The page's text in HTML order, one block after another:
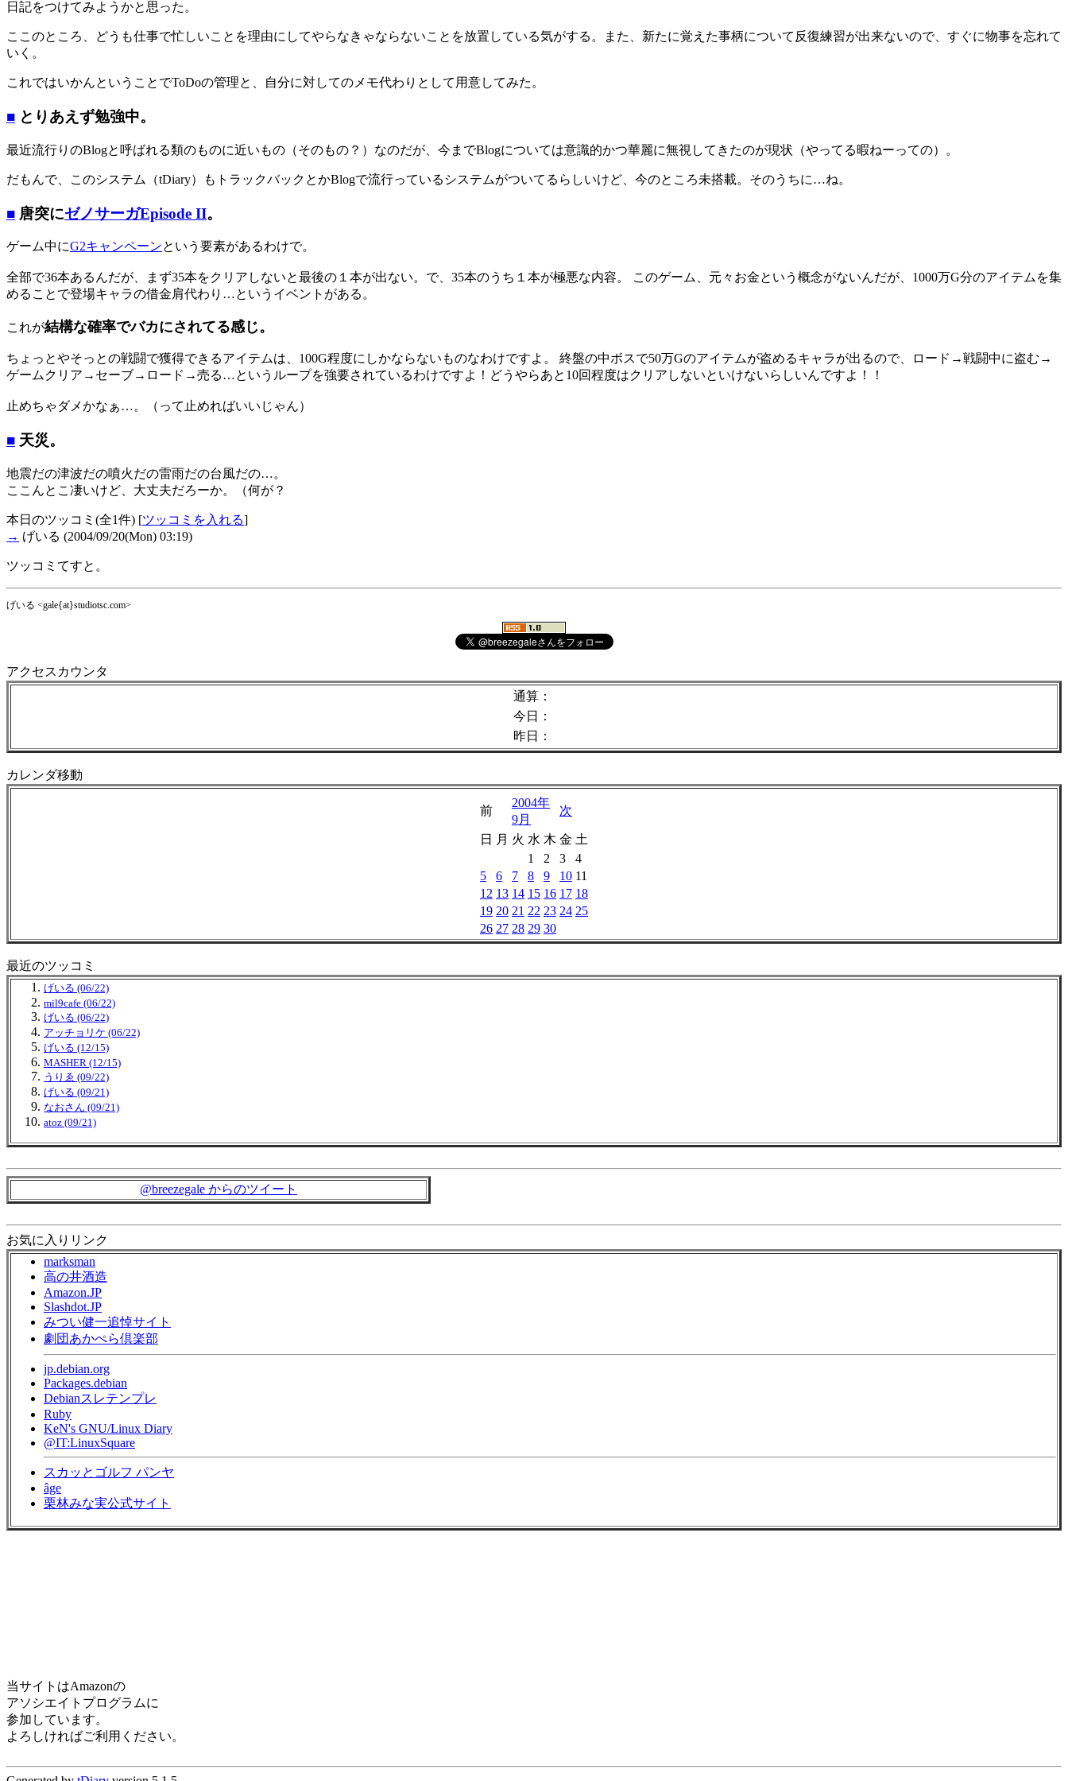
日記をつけてみようかと思った。
ここのところ、どうも仕事で忙しいことを理由にしてやらなきゃならないことを放置している気がする。また、新たに覚えた事柄について反復練習が出来ないので、すぐに物事を忘れて
いく。
これではいかんということでToDoの管理と、自分に対してのメモ代わりとして用意してみた。
■ とりあえず勉強中。
最近流行りのBlogと呼ばれる類のものに近いもの（そのもの？）なのだが、今までBlogについては意識的かつ華麗に無視してきたのが現状（やってる暇ねーっての）。
だもんで、このシステム（tDiary）もトラックバックとかBlogで流行っているシステムがついてるらしいけど、今のところ未搭載。そのうちに…ね。
■ 唐突にゼノサーガEpisode II。
ゲーム中にG2キャンペーンという要素があるわけで。
全部で36本あるんだが、まず35本をクリアしないと最後の１本が出ない。で、35本のうち１本が極悪な内容。 このゲーム、元々お金という概念がないんだが、1000万G分のアイテムを集
めることで登場キャラの借金肩代わり…というイベントがある。
これが結構な確率でバカにされてる感じ。
ちょっとやそっとの戦闘で獲得できるアイテムは、100G程度にしかならないものなわけですよ。 終盤の中ボスで50万Gのアイテムが盗めるキャラが出るので、ロード→戦闘中に盗む→
ゲームクリア→セーブ→ロード→売る…というループを強要されているわけですよ！どうやらあと10回程度はクリアしないといけないらしいんですよ！！
止めちゃダメかなぁ…。（って止めればいいじゃん）
■ 天災。
地震だの津波だの噴火だの雷雨だの台風だの…。
ここんとこ凄いけど、大丈夫だろーか。（何が？
本日のツッコミ(全1件) [ツッコミを入れる]
→ げいる (2004/09/20(Mon) 03:19)
ツッコミてすと。
げいる <gale{at}studiotsc.com>
アクセスカウンタ
通算：
今日：
昨日：
カレンダ移動
前
2004年
9月
次
日 月 火 水 木 金 土
1
2 3
4
5
6 7 8 9 10 11
12 13 14 15 16 17 18
19 20 21 22 23 24 25
26 27 28 29 30
最近のツッコミ
げいる (06/22)
mil9cafe (06/22)
げいる (06/22)
アッチョリケ (06/22)
げいる (12/15)
MASHER (12/15)
うりゑ (09/22)
げいる (09/21)
なおさん (09/21)
atoz (09/21)
@breezegale からのツイート
お気に入りリンク
marksman
高の井酒造
Amazon.JP
Slashdot.JP
みつい健一追悼サイト
劇団あかぺら倶楽部
jp.debian.org
Packages.debian
Debianスレテンプレ
Ruby
KeN's GNU/Linux Diary
@IT:LinuxSquare
スカッとゴルフ パンヤ
âge
栗林みな実公式サイト
当サイトはAmazonの
アソシエイトプログラムに
参加しています。
よろしければご利用ください。